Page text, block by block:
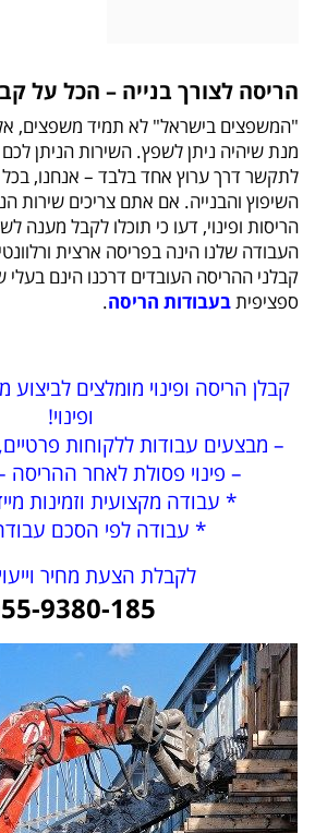
הריסה לצורך בנייה – הכל על
"המשפצים בישראל" לא תמיד משפצים,
מנת שיהיה ניתן לשפץ. השירות הניתן
לתקשר דרך ערוץ אחד בלבד – אנחנו,
השיפוץ והבנייה. אם אתם צריכים שירות
הריסות ופינוי, דעו כי תוכלו לקבל מענה
העבודה שלנו הינה בפריסה ארצית
קבלני ההריסה העובדים דרכנו הינם בעלי
ספציפית בעבודות הריסה.
קבלן הריסה ופינוי מומלצים לביצוע
ופינוי!
– מבצעים עבודות ללקוחות
– פינוי פסולת לאחר ההריסה
* עבודה מקצועית וזמינות
* עבודה לפי הסכם
לקבלת הצעת מחיר
9380-185